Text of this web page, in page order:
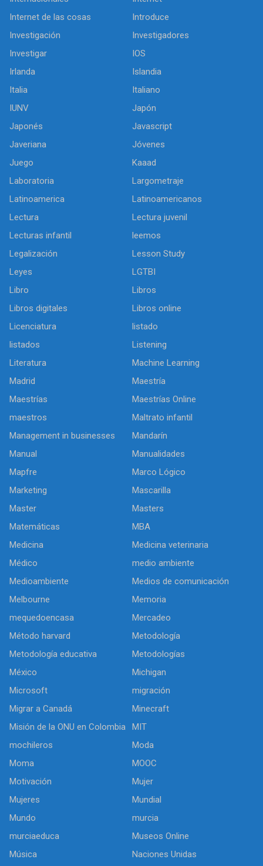
Internet de las cosas
Introduce
Investigación
Investigadores
Investigar
IOS
Irlanda
Islandia
Italia
Italiano
IUNV
Japón
Japonés
Javascript
Javeriana
Jóvenes
Juego
Kaaad
Laboratoria
Largometraje
Latinoamerica
Latinoamericanos
Lectura
Lectura juvenil
Lecturas infantil
leemos
Legalización
Lesson Study
Leyes
LGTBI
Libro
Libros
Libros digitales
Libros online
Licenciatura
listado
listados
Listening
Literatura
Machine Learning
Madrid
Maestría
Maestrías
Maestrías Online
maestros
Maltrato infantil
Management in businesses
Mandarín
Manual
Manualidades
Mapfre
Marco Lógico
Marketing
Mascarilla
Master
Masters
Matemáticas
MBA
Medicina
Medicina veterinaria
Médico
medio ambiente
Medioambiente
Medios de comunicación
Melbourne
Memoria
mequedoencasa
Mercadeo
Método harvard
Metodología
Metodología educativa
Metodologías
México
Michigan
Microsoft
migración
Migrar a Canadá
Minecraft
Misión de la ONU en Colombia
MIT
mochileros
Moda
Moma
MOOC
Motivación
Mujer
Mujeres
Mundial
Mundo
murcia
murciaeduca
Museos Online
Música
Naciones Unidas